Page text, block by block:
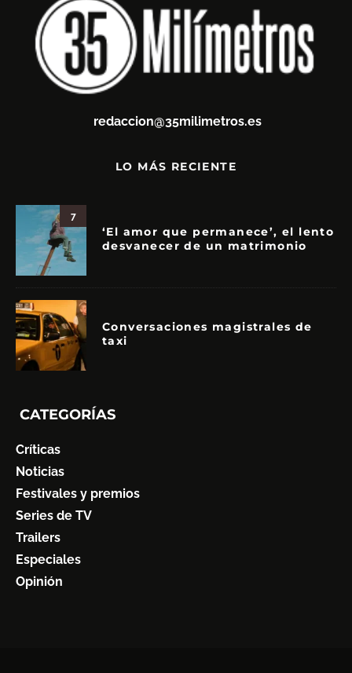
redaccion@35milimetros.es
LO MÁS RECIENTE
7
‘El amor que permanece’, el lento
desvanecer de un matrimonio
Conversaciones magistrales de
taxi
CATEGORÍAS
Críticas
Noticias
Festivales y premios
Series de TV
Trailers
Especiales
Opinión